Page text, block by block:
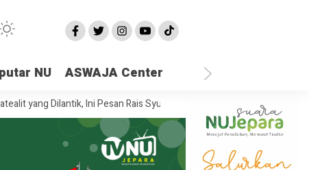
NU ASWAJA Center
Dilantik, Ini Pesan Rais Syuriah PCNU Jepara Ketika Semua